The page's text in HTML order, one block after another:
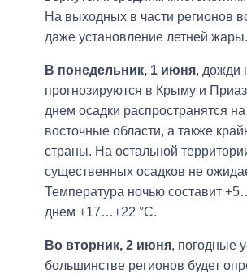
На выходных в части регионов
даже установление летней жары.
В понедельник, 1 июня, дожди
прогнозируются в Крыму и
днем осадки распространятся
восточные области, а также
страны. На остальной
существенных осадков не
Температура ночью составит
днем +17…+22 °C.
Во вторник, 2 июня, погодные
большинстве регионов будет